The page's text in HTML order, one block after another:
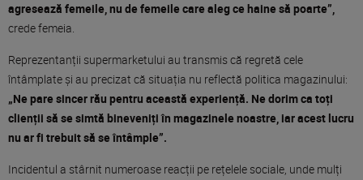
agresează femeile, nu de femeile care aleg ce haine să poarte”,
crede femeia.
Reprezentanții supermarketului au transmis că regretă cele
întâmplate și au precizat că situația nu reflectă politica magazinului:
„Ne pare sincer rău pentru această experiență. Ne dorim ca toți
clienții să se simtă bineveniți în magazinele noastre, iar acest lucru
nu ar fi trebuit să se întâmple”.
Incidentul a stârnit numeroase reacții pe rețelele sociale, unde mulți